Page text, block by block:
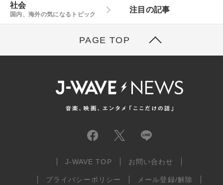
社会
国内、海外の気になるトピック
注目の記事
PAGE TOP
J-WAVE TOP お問い合わせ
プライバシーポリシー メール登録/解除